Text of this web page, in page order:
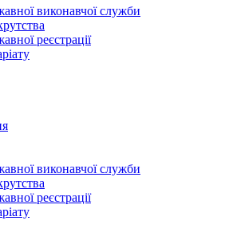
виконавчої служби
реєстрації
виконавчої служби
реєстрації